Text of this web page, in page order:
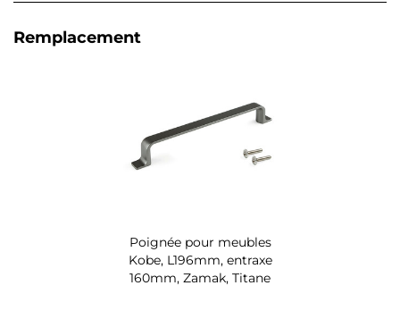
Remplacement
Poignée pour meubles
Kobe, L196mm, entraxe
160mm, Zamak, Titane